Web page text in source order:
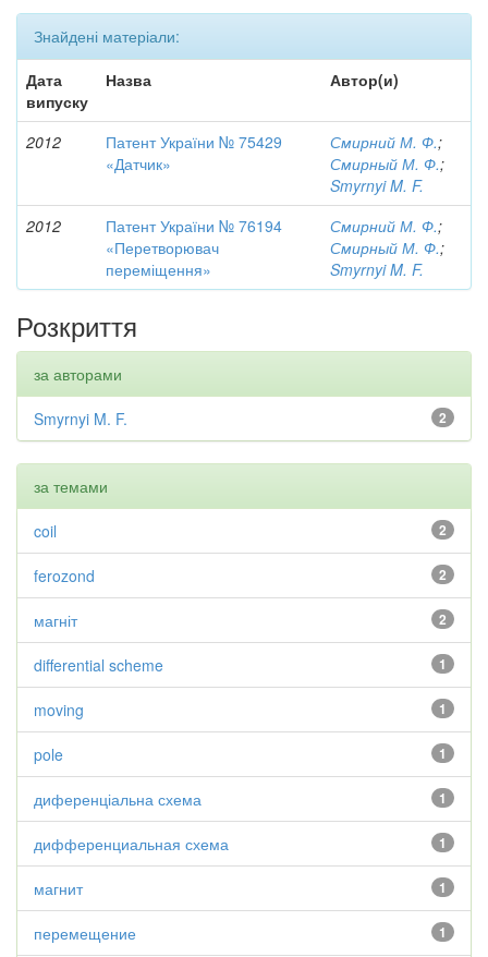
Знайдені матеріали:
Дата
випуску
Назва Автор(и)
2012
Патент України № 75429
«Датчик»
Смирний М. Ф.;
Смирный М. Ф.;
Smyrnyi M. F.
2012
Патент України № 76194
«Перетворювач
переміщення»
Смирний М. Ф.;
Смирный М. Ф.;
Smyrnyi M. F.
Розкриття
за авторами
2
Smyrnyi M. F.
за темами
2
coil
2
ferozond
2
магніт
1
differential scheme
1
moving
1
pole
1
диференціальна схема
1
дифференциальная схема
1
магнит
1
перемещение